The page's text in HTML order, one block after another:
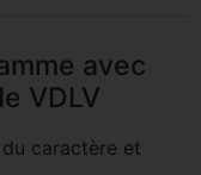
avec
VDLV
caractère et